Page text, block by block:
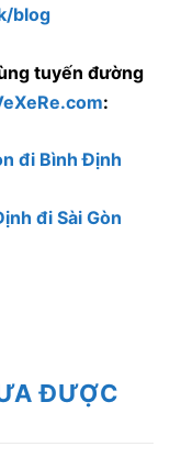
blog
tuyến đường
:
đi Bình Định
đi Sài Gòn
ĐƯỢC